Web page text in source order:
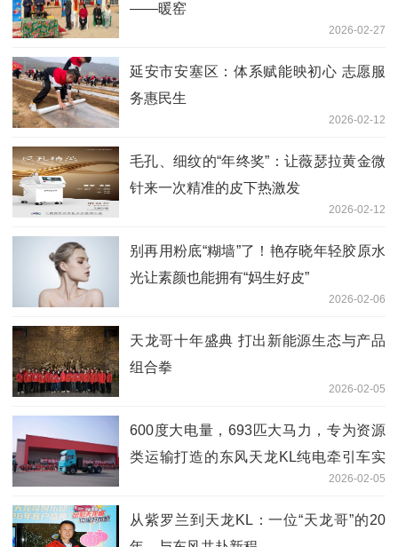
——暖窑
2026-02-27
延安市安塞区：体系赋能映初心 志愿服
务惠民生
2026-02-12
毛孔、细纹的“年终奖”：让薇瑟拉黄金微
针来一次精准的皮下热激发
2026-02-12
别再用粉底“糊墙”了！艳存晓年轻胶原水
光让素颜也能拥有“妈生好皮”
2026-02-06
天龙哥十年盛典 打出新能源生态与产品
组合拳
2026-02-05
600度大电量，693匹大马力，专为资源
类运输打造的东风天龙KL纯电牵引车实
2026-02-05
从紫罗兰到天龙KL：一位“天龙哥”的20